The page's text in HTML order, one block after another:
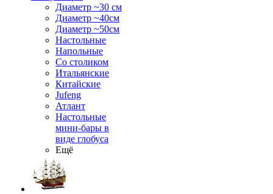
Диаметр ~30 см
Диаметр ~40см
Диаметр ~50см
Настольные
Напольные
Со столиком
Итальянские
Китайские
Jufeng
Атлант
Настольные
мини-бары в
виде глобуса
Ещё